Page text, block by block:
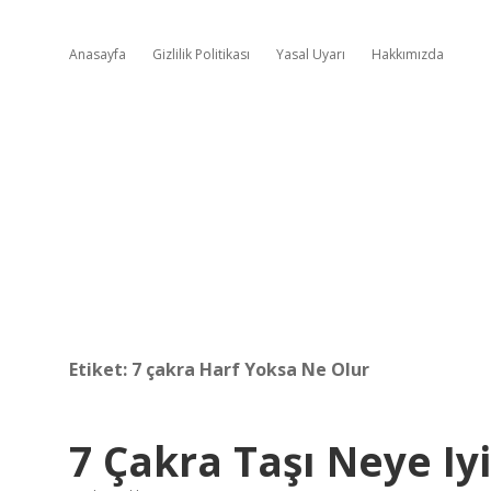
Anasayfa Gizlilik Politikası Yasal Uyarı Hakkımızda
Etiket: 7 çakra Harf Yoksa Ne Olur
7 Çakra Taşı Neye